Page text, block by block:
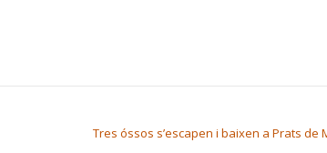
Tres óssos s’escapen i baixen a Prats de